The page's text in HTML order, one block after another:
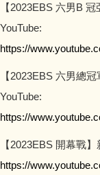
【2023EBS 六男B
YouTube:
https://
【2023EBS 六男總
YouTube:
https://
【2023EBS 開幕戰
https://